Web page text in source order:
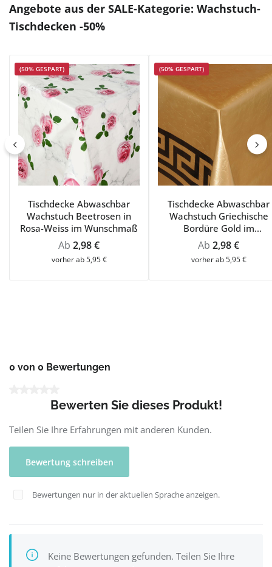
Produktgalerie überspringen
Angebote aus der SALE-Kategorie: Wachstuch-
Tischdecken -50%
(50% GESPART)
Tischdecke Abwaschbar
Wachstuch Beetrosen in
Rosa-Weiss im Wunschmaß
Regulärer Preis:
Ab 2,98 €
vorher ab 5,95 €
(50% GESPART)
Tischdecke Abwaschbar
Wachstuch Griechische
Bordüre Gold im
Wunschmaß
Regulärer Preis:
Ab 2,98 €
vorher ab 5,95 €
0 von 0 Bewertungen
Bewerten Sie dieses Produkt!
Teilen Sie Ihre Erfahrungen mit anderen Kunden.
Bewertung schreiben
Bewertungen nur in der aktuellen Sprache anzeigen.
Keine Bewertungen gefunden. Teilen Sie Ihre